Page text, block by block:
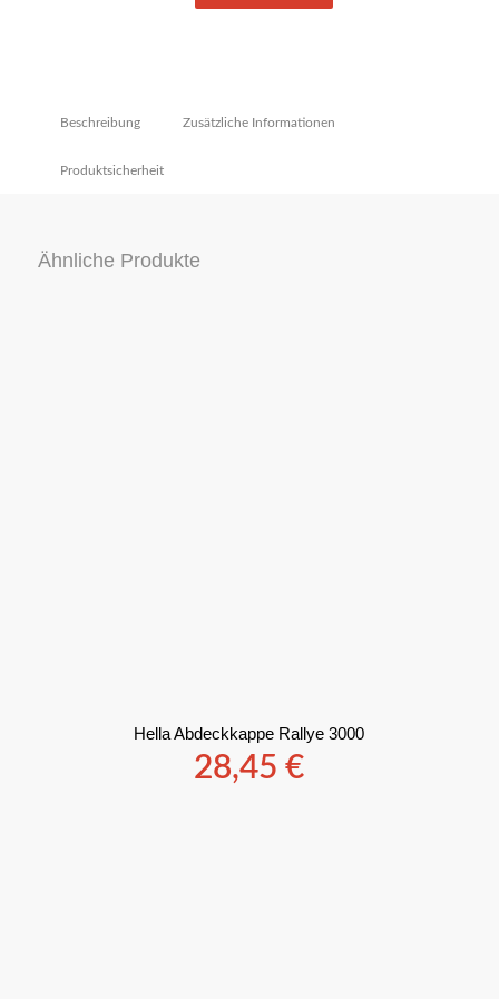
Beschreibung Zusätzliche Informationen
Produktsicherheit
Ähnliche Produkte
Hella Abdeckkappe Rallye 3000
28,45€